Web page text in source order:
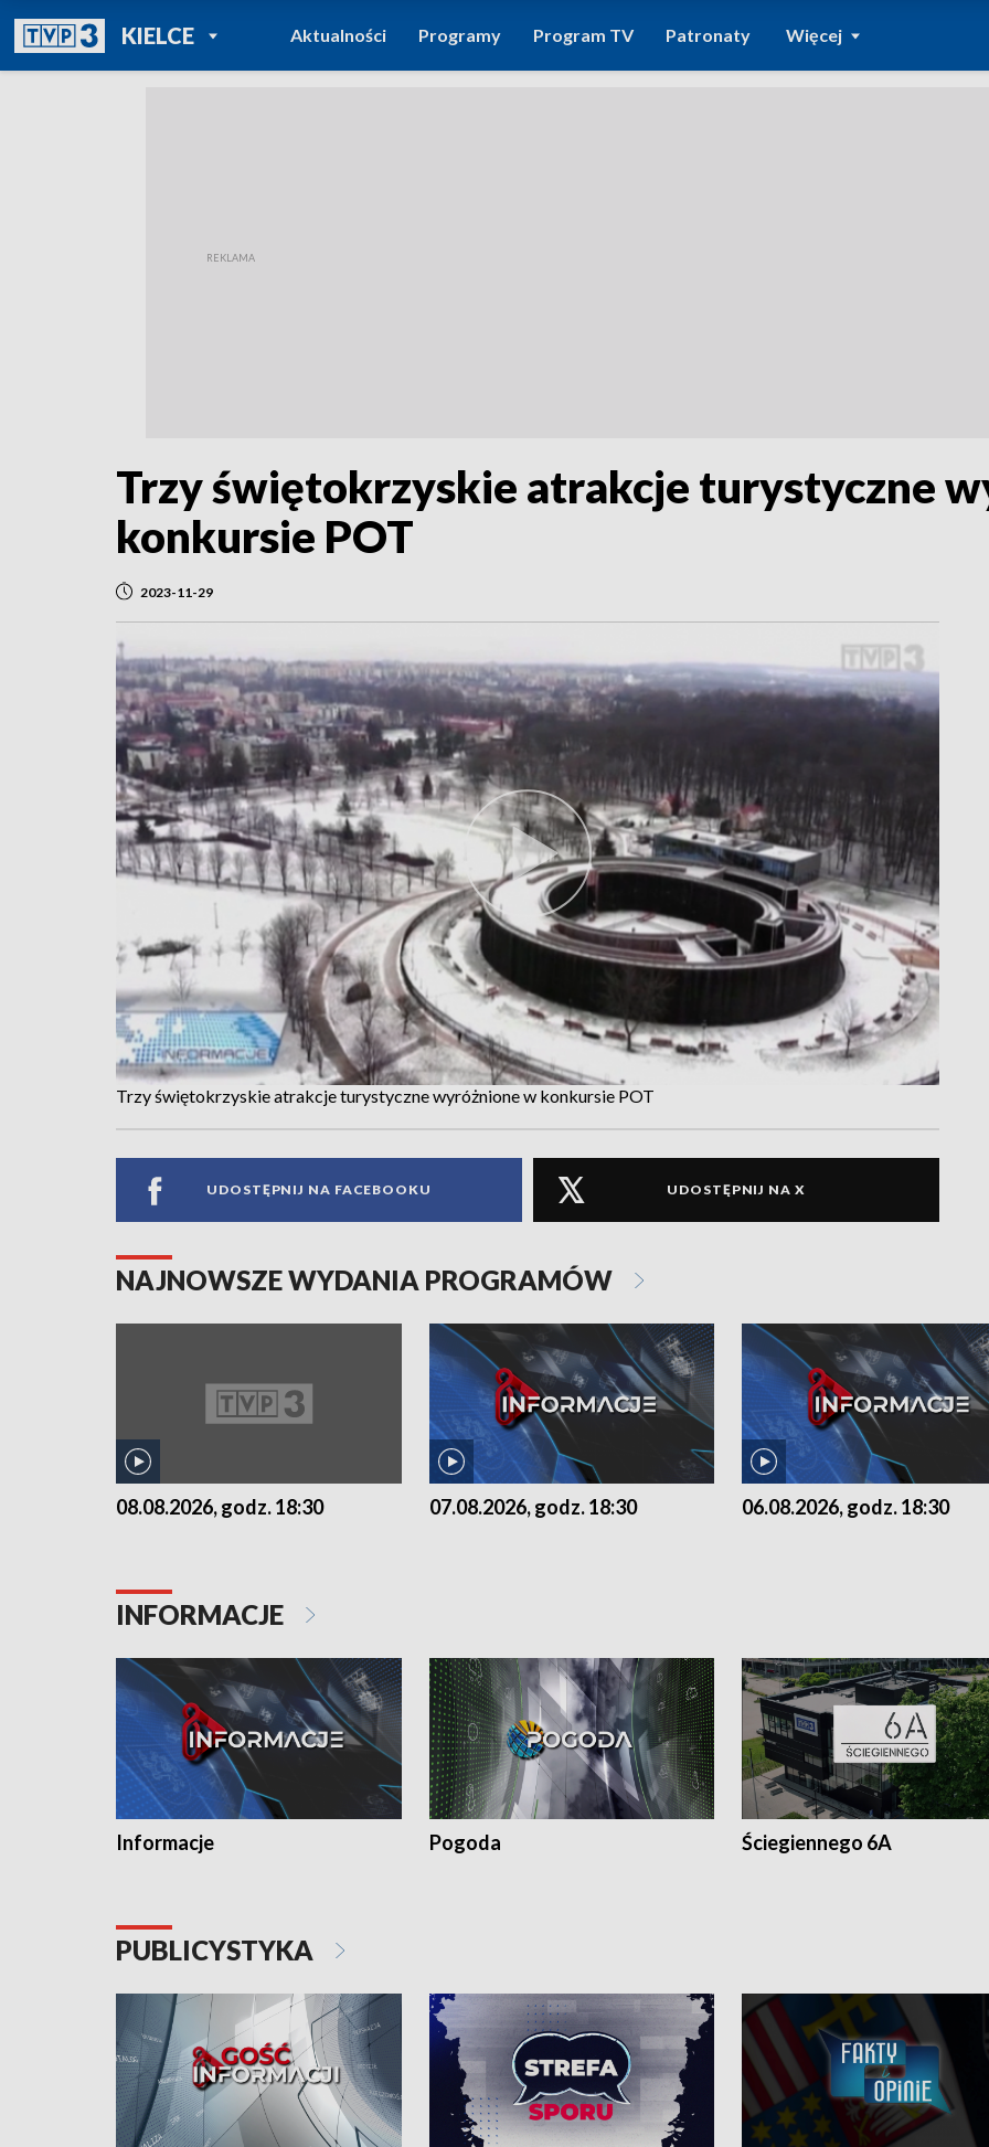
KIELCEPOWRÓT DO
TVP REGIONY
Aktualności Programy Program TV Patronaty Więcej
Trzy świętokrzyskie atrakcje turystyczne
konkursie POT
2023-11-29
Trzy świętokrzyskie atrakcje turystyczne wyróżnione w konkursie POT
UDOSTĘPNIJ NA FACEBOOKU UDOSTĘPNIJ NA X
NAJNOWSZE WYDANIA PROGRAMÓW
08.08.2026, godz. 18:30 07.08.2026, godz. 18:30 06.08.2026, godz. 18:30
INFORMACJE
Informacje Pogoda Ściegiennego 6A
PUBLICYSTYKA